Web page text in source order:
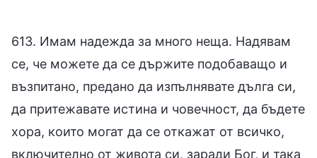
613. Имам надежда за много неща. Надявам
се, че можете да се държите подобаващо и
възпитано, предано да изпълнявате дълга си,
да притежавате истина и човечност, да бъдете
хора, които могат да се откажат от всичко,
включително от живота си, заради Бог, и така